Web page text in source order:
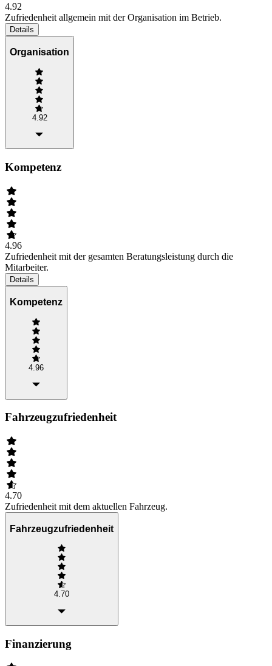
4.92
Zufriedenheit allgemein mit der Organisation im Betrieb.
Details
Organisation
4.92
Kompetenz
4.96
Zufriedenheit mit der gesamten Beratungsleistung durch die
Mitarbeiter.
Details
Kompetenz
4.96
Fahrzeugzufriedenheit
4.70
Zufriedenheit mit dem aktuellen Fahrzeug.
Fahrzeugzufriedenheit
4.70
Finanzierung